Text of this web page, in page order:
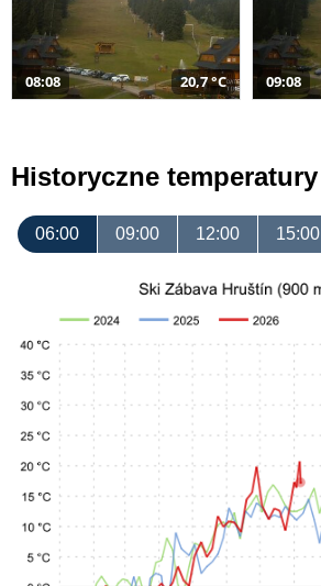
08:08 20,7 °C 09:08
Historyczne temperatury
06:00 09:00 12:00 15:00